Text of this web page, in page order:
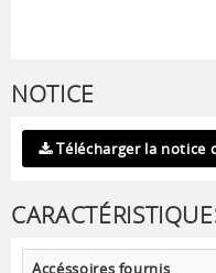
NOTICE
Télécharger la notice
Accéssoires fournis